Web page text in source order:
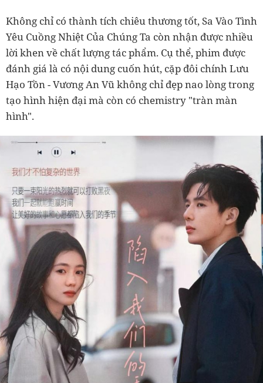
Không chỉ có thành tích chiêu thương tốt, Sa Vào Tình
Yêu Cuồng Nhiệt Của Chúng Ta còn nhận được nhiều
lời khen về chất lượng tác phẩm. Cụ thể, phim được
đánh giá là có nội dung cuốn hút, cặp đôi chính Lưu
Hạo Tồn - Vương An Vũ không chỉ đẹp nao lòng trong
tạo hình hiện đại mà còn có chemistry "tràn màn
hình".